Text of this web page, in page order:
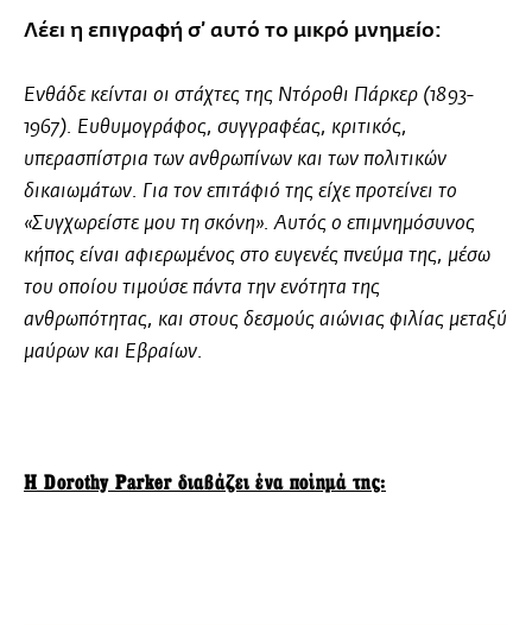
Λέει η επιγραφή σ’ αυτό το μικρό μνημείο:
Ενθάδε κείνται οι στάχτες της Ντόροθι Πάρκερ (1893-
1967). Ευθυμογράφος, συγγραφέας, κριτικός,
υπερασπίστρια των ανθρωπίνων και των πολιτικών
δικαιωμάτων. Για τον επιτάφιό της είχε προτείνει το
«Συγχωρείστε μου τη σκόνη». Αυτός ο επιμνημόσυνος
κήπος είναι αφιερωμένος στο ευγενές πνεύμα της, μέσω
του οποίου τιμούσε πάντα την ενότητα της
ανθρωπότητας, και στους δεσμούς αιώνιας φιλίας μεταξύ
μαύρων και Εβραίων.
H Dorothy Parker διαβάζει ένα ποίημά της: